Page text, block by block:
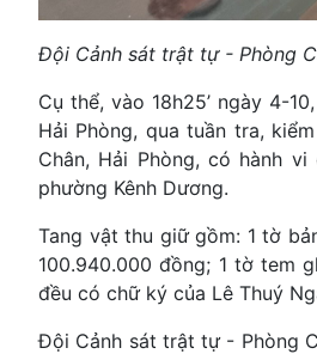
Đội Cảnh sát trật tự - Phòng
Cụ thể, vào 18h25’ ngày 4-
Hải Phòng, qua tuần tra,
Chân, Hải Phòng, có hành
phường Kênh Dương.
Tang vật thu giữ gồm: 1 tờ
100.940.000 đồng; 1 tờ tem
đều có chữ ký của Lê Thuý
Đội Cảnh sát trật tự - Phòng